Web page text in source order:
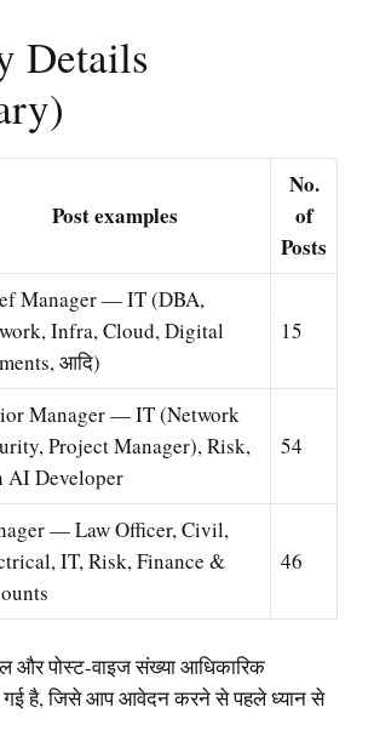
Details
Post examples
No.
of
Posts
Manager — IT (DBA,
Infra, Cloud, Digital
आदि)
15
Manager — IT (Network
Project Manager), Risk,
AI Developer
54
— Law Officer, Civil,
IT, Risk, Finance &
46
और पोस्ट-वाइज संख्या आधिकारिक
गई है, जिसे आप आवेदन करने से पहले ध्यान से